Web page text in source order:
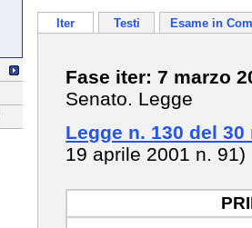
Iter Testi Esame in
Fase iter: 7 marzo
Senato. Legge
Legge n. 130 del 30
19 aprile 2001 n.